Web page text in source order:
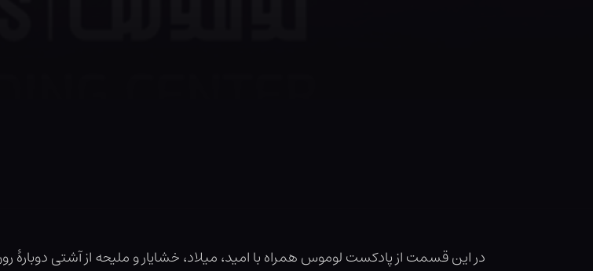
در این قسمت از پادکست لوموس همراه با امید، میلاد، خشایار و ملیحه از آشتی دوبارهٔ